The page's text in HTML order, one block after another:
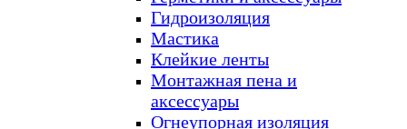
Гидроизоляция
Мастика
Клейкие ленты
Монтажная пена и
аксессуары
Огнеупорная изоляция